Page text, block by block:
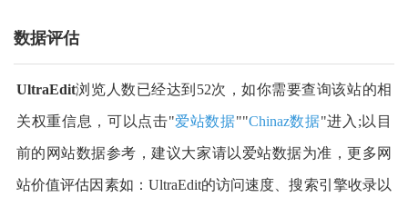
数据评估
UltraEdit浏览人数已经达到52次，如你需要查询该站的相
关权重信息，可以点击"爱站数据""Chinaz数据"进入;以目
前的网站数据参考，建议大家请以爱站数据为准，更多网
站价值评估因素如：UltraEdit的访问速度、搜索引擎收录以